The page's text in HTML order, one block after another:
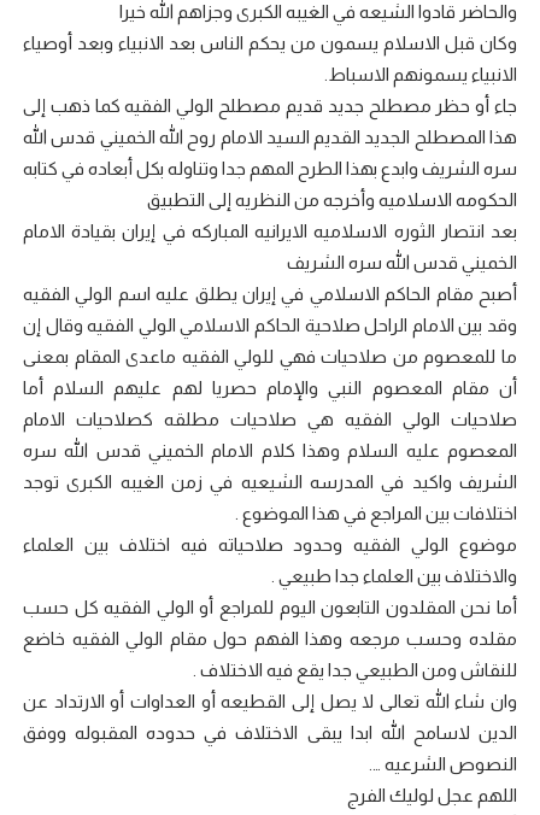
والحاضر قادوا الشيعه في الغيبه الكبرى وجزاهم الله خيرا
وكان قبل الاسلام يسمون من يحكم الناس بعد الانبياء وبعد أوصياء
الانبياء يسمونهم الاسباط.
جاء أو حظر مصطلح جديد قديم مصطلح الولي الفقيه كما ذهب إلى
هذا المصطلح الجديد القديم السيد الامام روح الله الخميني قدس الله
سره الشريف وابدع بهذا الطرح المهم جدا وتناوله بكل أبعاده في كتابه
الحكومه الاسلاميه وأخرجه من النظريه إلى التطبيق
بعد انتصار الثوره الاسلاميه الايرانيه المباركه في إيران بقيادة الامام
الخميني قدس الله سره الشريف
أصبح مقام الحاكم الاسلامي في إيران يطلق عليه اسم الولي الفقيه
وقد بين الامام الراحل صلاحية الحاكم الاسلامي الولي الفقيه وقال إن
ما للمعصوم من صلاحيات فهي للولي الفقيه ماعدى المقام بمعنى
أن مقام المعصوم النبي والإمام حصريا لهم عليهم السلام أما
صلاحيات الولي الفقيه هي صلاحيات مطلقه كصلاحيات الامام
المعصوم عليه السلام وهذا كلام الامام الخميني قدس الله سره
الشريف واكيد في المدرسه الشيعيه في زمن الغيبه الكبرى توجد
اختلافات بين المراجع في هذا الموضوع .
موضوع الولي الفقيه وحدود صلاحياته فيه اختلاف بين العلماء
والاختلاف بين العلماء جدا طبيعي .
أما نحن المقلدون التابعون اليوم للمراجع أو الولي الفقيه كل حسب
مقلده وحسب مرجعه وهذا الفهم حول مقام الولي الفقيه خاضع
للنقاش ومن الطبيعي جدا يقع فيه الاختلاف .
وان شاء الله تعالى لا يصل إلى القطيعه أو العداوات أو الارتداد عن
الدين لاسامح الله ابدا يبقى الاختلاف في حدوده المقبوله ووفق
النصوص الشرعيه ….
اللهم عجل لوليك الفرج